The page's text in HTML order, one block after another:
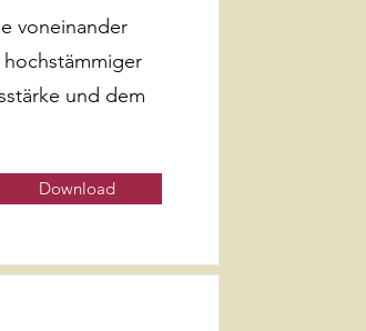
voneinander
und dem
Download